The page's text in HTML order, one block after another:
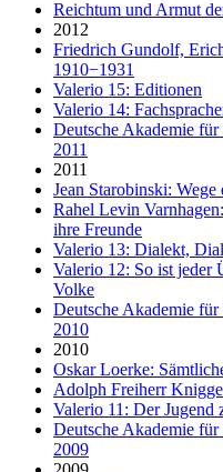
Reichtum und Armut
2012
Friedrich Gundolf,
1910−1931
Valerio 15: Editionen
Valerio 14:
Deutsche Akademie
2011
2011
Jean Starobinski: Wege
Rahel Levin
ihre Freunde
Valerio 13: Dialekt,
Valerio 12: So ist jeder
Volke
Deutsche Akademie
2010
2010
Oskar Loerke:
Adolph Freiherr
Valerio 11: Der Jugend
Deutsche Akademie
2009